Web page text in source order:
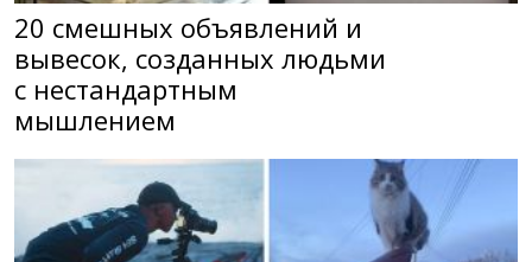
20 смешных объявлений и
вывесок, созданных людьми
с нестандартным
мышлением